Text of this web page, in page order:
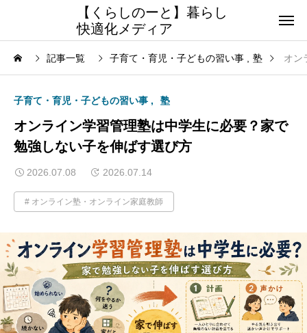
【くらしのーと】暮らし
快適化メディア
記事一覧 子育て・育児・子どもの習い事 塾 オン
子育て・育児・子どもの習い事 塾
オンライン学習管理塾は中学生に必要？家で
勉強しない子を伸ばす選び方
2026.07.08 2026.07.14
オンライン塾・オンライン家庭教師